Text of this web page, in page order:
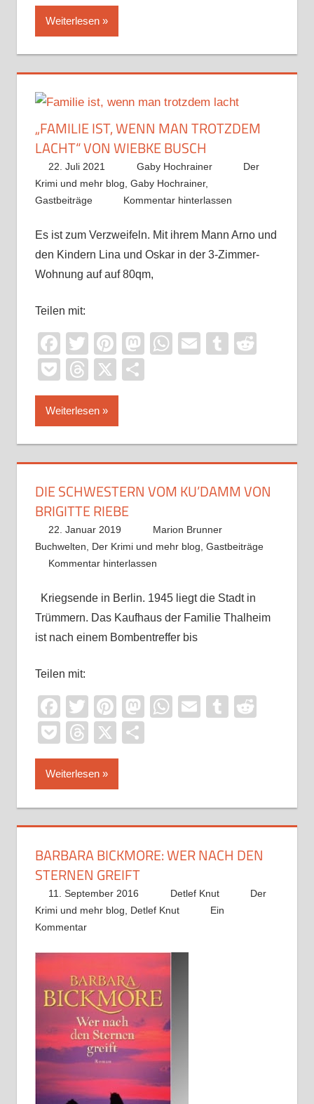
Weiterlesen
„FAMILIE IST, WENN MAN TROTZDEM
LACHT“ VON WIEBKE BUSCH
22. Juli 2021 Gaby Hochrainer
Der
Krimi und mehr blog Gaby Hochrainer,
Gastbeiträge
Kommentar hinterlassen
Es ist zum Verzweifeln. Mit ihrem Mann Arno und
den Kindern Lina und Oskar in der 3-Zimmer-
Wohnung auf auf 80qm,
Teilen mit:
Facebook
TwitterPinterest
Mastodon
WhatsApp
EmailTumblr
PocketThreads
X
Weiterlesen
DIE SCHWESTERN VOM KU’DAMM VON
BRIGITTE RIEBE
22. Januar 2019
Marion Brunner
Buchwelten, Der Krimi und mehr blog, Gastbeiträge
Kommentar hinterlassen
Kriegsende in Berlin. 1945 liegt die Stadt in
Trümmern. Das Kaufhaus der Familie Thalheim
ist nach einem Bombentreffer bis
Teilen mit:
Facebook
TwitterPinterest
Mastodon
WhatsApp
EmailTumblr
PocketThreads
X
Weiterlesen
BARBARA BICKMORE: WER NACH DEN
STERNEN GREIFT
11. September 2016 Detlef Knut
Der
Krimi und mehr blog
Detlef Knut
Ein
Kommentar